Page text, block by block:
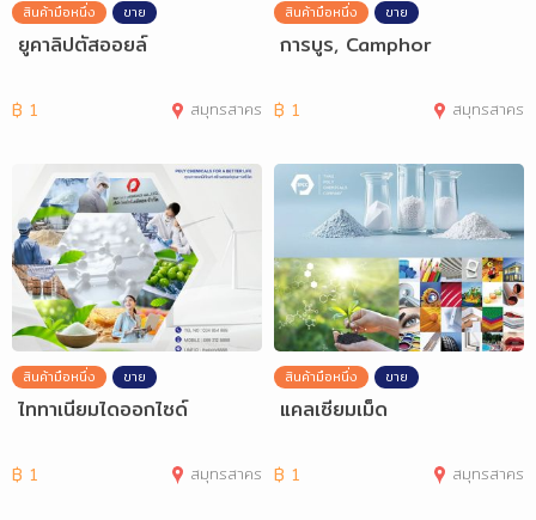
สินค้ามือหนึ่ง ขาย
ยูคาลิปตัสออยล์
฿ 1 สมุทรสาคร
สินค้ามือหนึ่ง ขาย
การบูร, Camphor
฿ 1 สมุทรสาคร
สินค้ามือหนึ่ง ขาย
ไททาเนียมไดออกไซด์
฿ 1 สมุทรสาคร
สินค้ามือหนึ่ง ขาย
แคลเซียมเม็ด
฿ 1 สมุทรสาคร